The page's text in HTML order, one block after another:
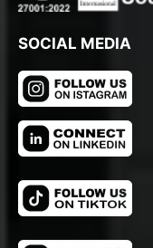
SOCIAL MEDIA